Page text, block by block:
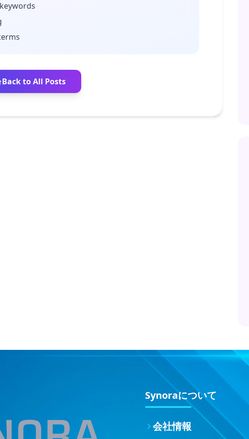
Back to All Posts
Synoraについて
会社情報